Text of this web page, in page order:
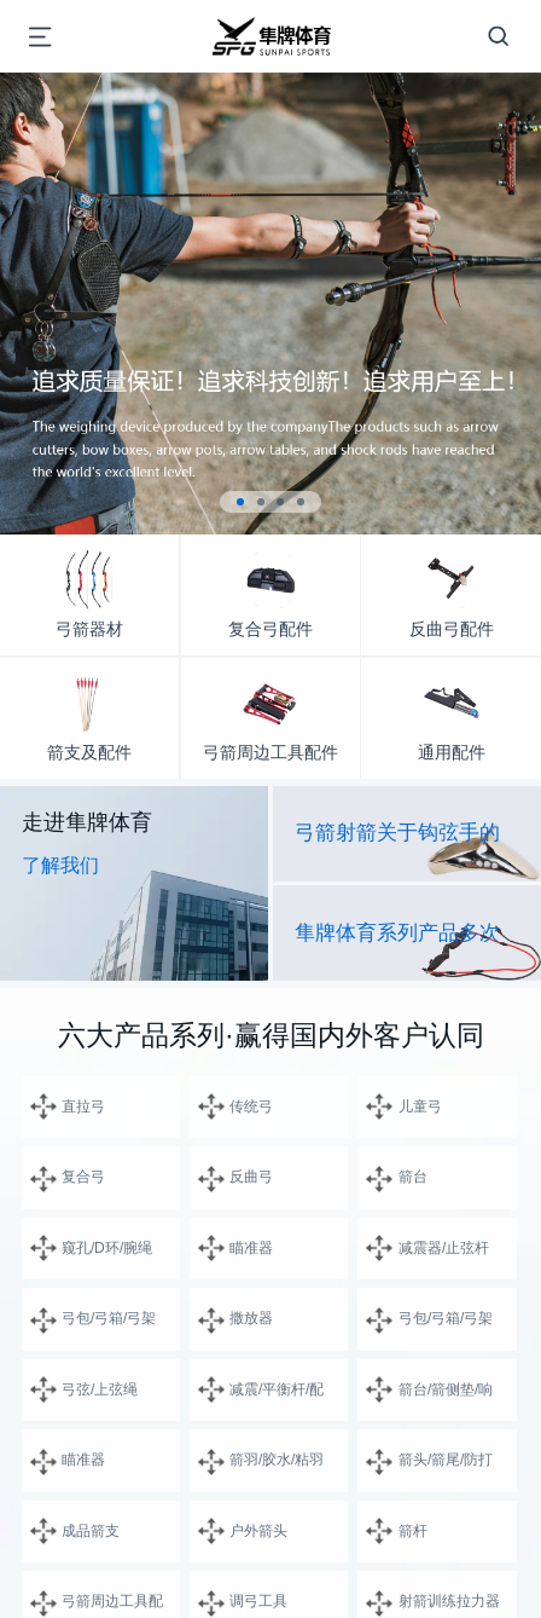
弓箭器材 复合弓配件 反曲弓配件
箭支及配件 弓箭周边工具配件 通用配件
走进隼牌体育
了解我们
弓箭射箭关于钩弦手的
隼牌体育系列产品多次
六大产品系列·赢得国内外客户认同
直拉弓 传统弓 儿童弓
复合弓 反曲弓 箭台
窥孔/D环/腕绳 瞄准器 减震器/止弦杆
弓包/弓箱/弓架 撒放器 弓包/弓箱/弓架
弓弦/上弦绳 减震/平衡杆/配 箭台/箭侧垫/响
瞄准器 箭羽/胶水/粘羽 箭头/箭尾/防打
成品箭支 户外箭头 箭杆
弓箭周边工具配 调弓工具 射箭训练拉力器